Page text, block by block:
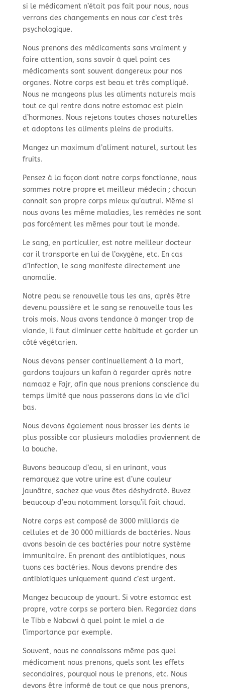
si le médicament n’était pas fait pour nous, nous
verrons des changements en nous car c’est très
psychologique.
Nous prenons des médicaments sans vraiment y
faire attention, sans savoir à quel point ces
médicaments sont souvent dangereux pour nos
organes. Notre corps est beau et très compliqué.
Nous ne mangeons plus les aliments naturels mais
tout ce qui rentre dans notre estomac est plein
d’hormones. Nous rejetons toutes choses naturelles
et adoptons les aliments pleins de produits.
Mangez un maximum d’aliment naturel, surtout les
fruits.
Pensez à la façon dont notre corps fonctionne, nous
sommes notre propre et meilleur médecin ; chacun
connait son propre corps mieux qu’autrui. Même si
nous avons les même maladies, les remèdes ne sont
pas forcément les mêmes pour tout le monde.
Le sang, en particulier, est notre meilleur docteur
car il transporte en lui de l’oxygène, etc. En cas
d’infection, le sang manifeste directement une
anomalie.
Notre peau se renouvelle tous les ans, après être
devenu poussière et le sang se renouvelle tous les
trois mois. Nous avons tendance à manger trop de
viande, il faut diminuer cette habitude et garder un
côté végétarien.
Nous devons penser continuellement à la mort,
gardons toujours un kafan à regarder après notre
namaaz e Fajr, afin que nous prenions conscience du
temps limité que nous passerons dans la vie d’ici
bas.
Nous devons également nous brosser les dents le
plus possible car plusieurs maladies proviennent de
la bouche.
Buvons beaucoup d’eau, si en urinant, vous
remarquez que votre urine est d’une couleur
jaunâtre, sachez que vous êtes déshydraté. Buvez
beaucoup d’eau notamment lorsqu’il fait chaud.
Notre corps est composé de 3000 milliards de
cellules et de 30 000 milliards de bactéries. Nous
avons besoin de ces bactéries pour notre système
immunitaire. En prenant des antibiotiques, nous
tuons ces bactéries. Nous devons prendre des
antibiotiques uniquement quand c’est urgent.
Mangez beaucoup de yaourt. Si votre estomac est
propre, votre corps se portera bien. Regardez dans
le Tibb e Nabawi à quel point le miel a de
l’importance par exemple.
Souvent, nous ne connaissons même pas quel
médicament nous prenons, quels sont les effets
secondaires, pourquoi nous le prenons, etc. Nous
devons être informé de tout ce que nous prenons,